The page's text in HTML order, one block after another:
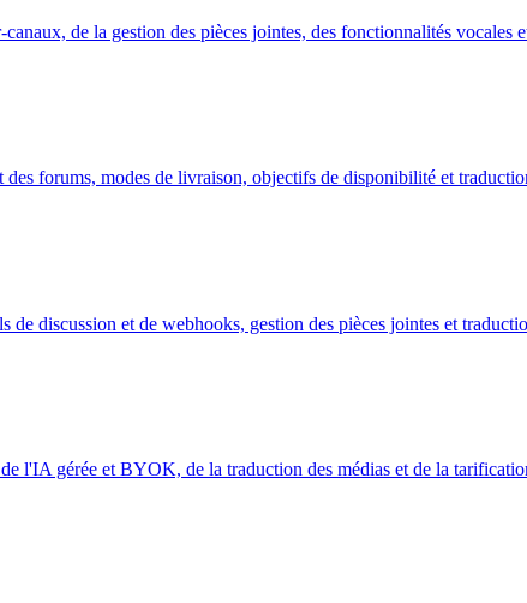
de la gestion des pièces jointes, des fonctionnalités vocales
forums, modes de livraison, objectifs de disponibilité et
de discussion et de webhooks, gestion des pièces jointes et
l'IA gérée et BYOK, de la traduction des médias et de la